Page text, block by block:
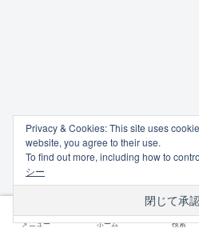
メニュー ホーム 検索
Privacy & Cookies: This site uses
website, you agree to their use.
To find out more, including how to
シー